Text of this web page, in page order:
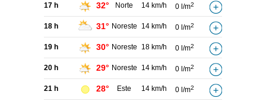
17 h 32° Norte 14 km/h 0 l/m2
18 h 31° Noreste 14 km/h 0 l/m2
19 h 30° Noreste 18 km/h 0 l/m2
20 h 29° Noreste 14 km/h 0 l/m2
21 h 28° Este 14 km/h 0 l/m2